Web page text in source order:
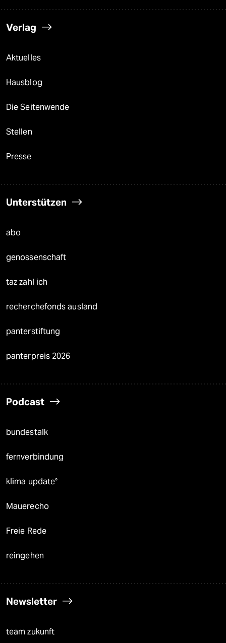
Verlag
Aktuelles
Hausblog
Die Seitenwende
Stellen
Presse
Unterstützen
abo
genossenschaft
taz zahl ich
recherchefonds ausland
panterstiftung
panterpreis 2026
Podcast
bundestalk
fernverbindung
klima update°
Mauerecho
Freie Rede
reingehen
Newsletter
team zukunft